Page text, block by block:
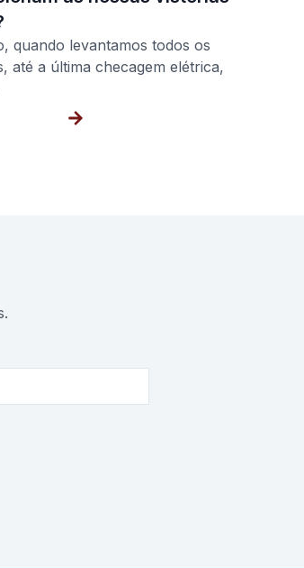
quando levantamos todos os
até a última checagem elétrica,